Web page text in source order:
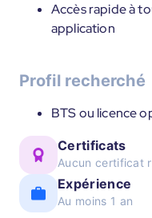
Accès rapide à
application
Profil recherché
BTS ou licence
Certificats
Aucun certificat
Expérience
Au moins 1 an